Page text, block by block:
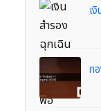
เ
ก